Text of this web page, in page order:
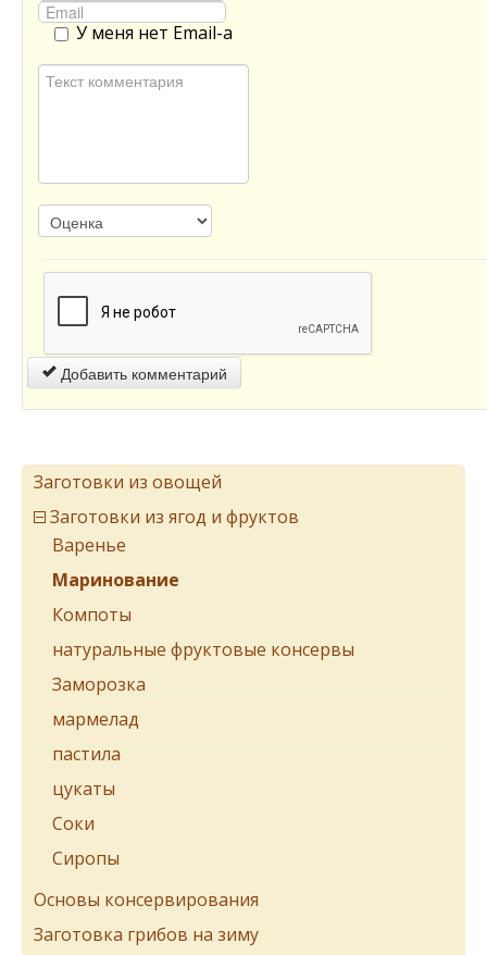
У меня нет Email-а
Добавить комментарий
Заготовки из овощей
Заготовки из ягод и фруктов
Варенье
Маринование
Компоты
натуральные фруктовые консервы
Заморозка
мармелад
пастила
цукаты
Соки
Сиропы
Основы консервирования
Заготовка грибов на зиму